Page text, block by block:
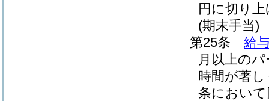
円に切り
(期末手当)
第25条
給
月以上の
時間が著
条におい